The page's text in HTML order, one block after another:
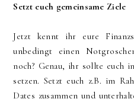
Setzt euch gemeinsame Ziele
Jetzt kennt ihr eure
unbedingt einen
noch? Genau, ihr sollte euch
setzen. Setzt euch z.B. im
Dates zusammen und